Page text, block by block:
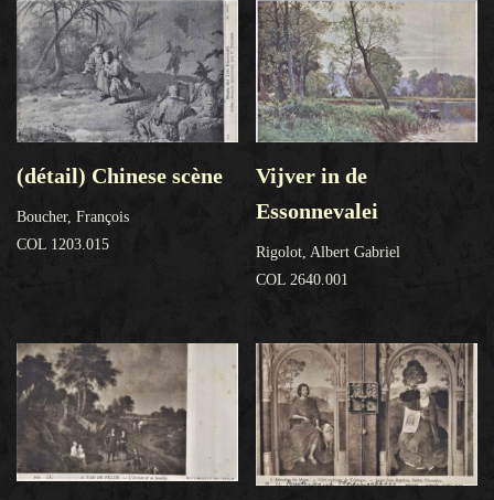
(détail) Chinese scène
Boucher, François
COL 1203.015
Vijver in de
Essonnevalei
Rigolot, Albert Gabriel
COL 2640.001